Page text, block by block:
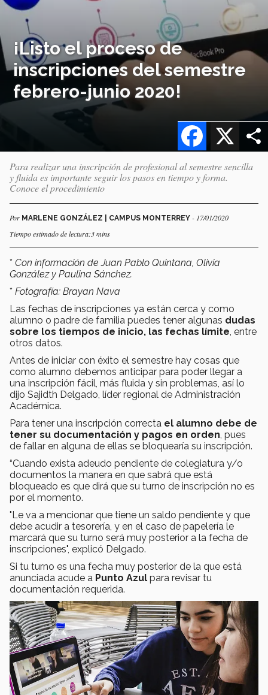
¡Listo el proceso de
inscripciones del semestre
febrero-junio 2020!
X
Facebook
Para realizar una inscripción de profesional al semestre sencilla
y fluida es importante seguir los pasos en tiempo y forma.
Conoce el procedimiento
Por MARLENE GONZÁLEZ | CAMPUS MONTERREY - 17/01/2020
Tiempo estimado de lectura:3 mins
* Con información de Juan Pablo Quintana, Olivia
González y Paulina Sánchez.
* Fotografía: Brayan Nava
Las fechas de inscripciones ya están cerca y como
alumno o padre de familia puedes tener algunas dudas
sobre los tiempos de inicio, las fechas límite , entre
otros datos.
Antes de iniciar con éxito el semestre hay cosas que
como alumno debemos anticipar para poder llegar a
una inscripción fácil, más fluida y sin problemas, así lo
dijo Sajidth Delgado, líder regional de Administración
Académica.
Para tener una inscripción correcta el alumno debe de
tener su documentación y pagos en orden , pues
de fallar en alguna de ellas se bloquearía su inscripción.
“Cuando exista adeudo pendiente de colegiatura y/o
documentos la manera en que sabrá que está
bloqueado es que dirá que su turno de inscripción no es
por el momento.
"Le va a mencionar que tiene un saldo pendiente y que
debe acudir a tesorería, y en el caso de papelería le
marcará que su turno será muy posterior a la fecha de
inscripciones", explicó Delgado.
Si tu turno es una fecha muy posterior de la que está
anunciada acude a Punto Azul para revisar tu
documentación requerida.